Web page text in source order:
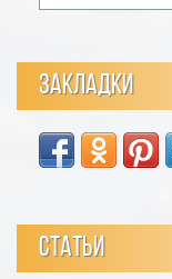
ЗАКЛАДКИ
СТАТЬИ